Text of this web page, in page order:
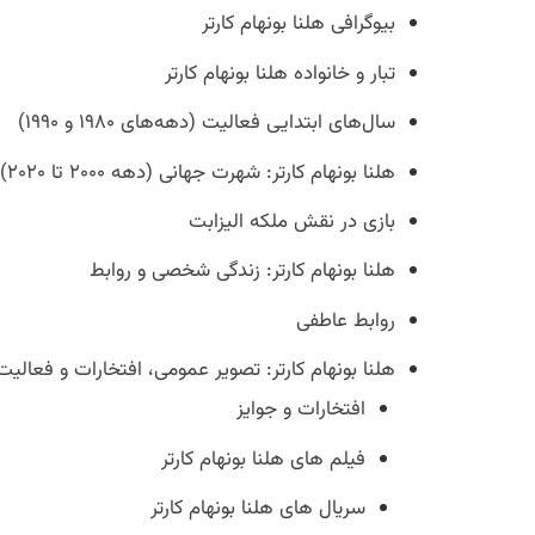
بیوگرافی هلنا بونهام کارتر
تبار و خانواده هلنا بونهام کارتر
سال‌های ابتدایی فعالیت (دهه‌های ۱۹۸۰ و ۱۹۹۰)
هلنا بونهام کارتر: شهرت جهانی (دهه ۲۰۰۰ تا ۲۰۲۰)
بازی در نقش ملکه الیزابت
هلنا بونهام کارتر: زندگی شخصی و روابط
روابط عاطفی
هلنا بونهام کارتر: تصویر عمومی، افتخارات و
افتخارات و جوایز
فیلم های هلنا بونهام کارتر
سریال های هلنا بونهام کارتر